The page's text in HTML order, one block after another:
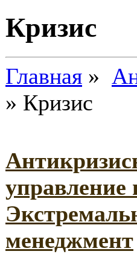
Кризис
Главная »
» Кризис
управление
менеджмент